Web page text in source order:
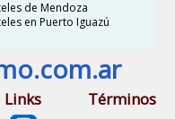
de Mendoza
en Puerto Iguazú
Links Términos